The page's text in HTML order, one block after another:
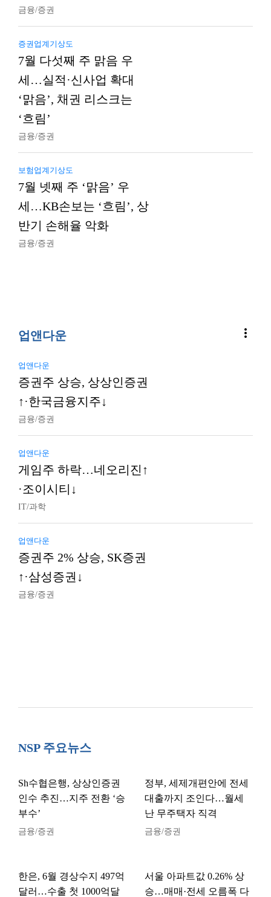
금융/증권
증권업계기상도
7월 다섯째 주 맑음 우
세…실적·신사업 확대
‘맑음’, 채권 리스크는
‘흐림’
금융/증권
보험업계기상도
7월 넷째 주 ‘맑음’ 우
세…KB손보는 ‘흐림’, 상
반기 손해율 악화
금융/증권
업앤다운 more_vert
업앤다운
증권주 상승, 상상인증권
↑·한국금융지주↓
금융/증권
업앤다운
게임주 하락…네오리진↑
·조이시티↓
IT/과학
업앤다운
증권주 2% 상승, SK증권
↑·삼성증권↓
금융/증권
NSP 주요뉴스
Sh수협은행, 상상인증권
인수 추진…지주 전환 ‘승
부수’
금융/증권
정부, 세제개편안에 전세
대출까지 조인다…월세
난 무주택자 직격
금융/증권
한은, 6월 경상수지 497억
달러…수출 첫 1000억달
서울 아파트값 0.26% 상
승…매매·전세 오름폭 다